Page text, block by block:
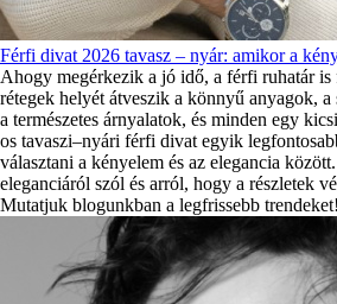
Férfi divat 2026 tavasz – nyár: amikor a
Ahogy megérkezik a jó idő, a férfi ruhatár is
rétegek helyét átveszik a könnyű anyagok,
a természetes árnyalatok, és minden egy
os tavaszi–nyári férfi divat egyik
választani a kényelem és az elegancia
eleganciáról szól és arról, hogy a részletek
Mutatjuk blogunkban a legfrissebb trendeket!